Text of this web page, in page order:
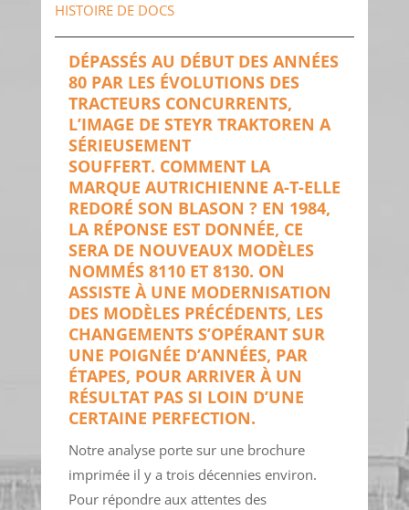
HISTOIRE DE DOCS
DÉPASSÉS AU DÉBUT DES ANNÉES
80 PAR LES ÉVOLUTIONS DES
TRACTEURS CONCURRENTS,
L’IMAGE DE STEYR TRAKTOREN A
SÉRIEUSEMENT
SOUFFERT. COMMENT LA
MARQUE AUTRICHIENNE A-T-ELLE
REDORÉ SON BLASON ? EN 1984,
LA RÉPONSE EST DONNÉE, CE
SERA DE NOUVEAUX MODÈLES
NOMMÉS 8110 ET 8130. ON
ASSISTE À UNE MODERNISATION
DES MODÈLES PRÉCÉDENTS, LES
CHANGEMENTS S’OPÉRANT SUR
UNE POIGNÉE D’ANNÉES, PAR
ÉTAPES, POUR ARRIVER À UN
RÉSULTAT PAS SI LOIN D’UNE
CERTAINE PERFECTION.
Notre analyse porte sur une brochure
imprimée il y a trois décennies environ.
Pour répondre aux attentes des